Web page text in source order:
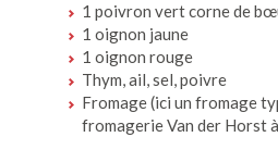
1 poivron vert corne de
1 oignon jaune
1 oignon rouge
Thym, ail, sel, poivre
Fromage (ici un fromage
fromagerie Van der Horst